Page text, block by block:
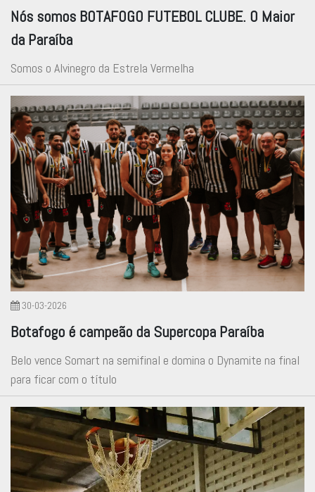
Nós somos BOTAFOGO FUTEBOL CLUBE. O Maior
da Paraíba
Somos o Alvinegro da Estrela Vermelha
30-03-2026
Botafogo é campeão da Supercopa Paraíba
Belo vence Somart na semifinal e domina o Dynamite na final
para ficar com o título